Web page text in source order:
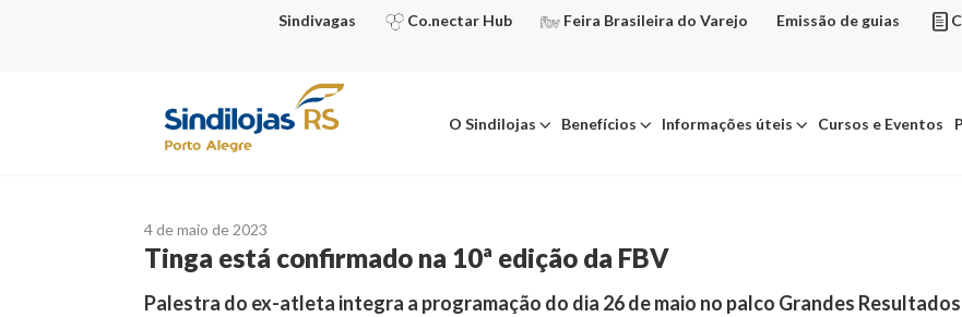
Sindivagas Co.nectar Hub Feira Brasileira do Varejo Emissão de guias
O Sindilojas Benefícios Informações úteis Cursos e Eventos
4 de maio de 2023
Tinga está confirmado na 10ª edição da FBV
Palestra do ex-atleta integra a programação do dia 26 de maio no palco Grandes Resultados